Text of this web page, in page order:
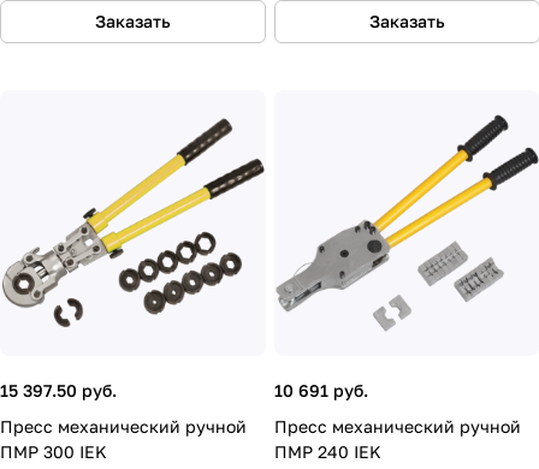
Заказать Заказать
15 397.50 руб.
Пресс механический ручной
ПМР 300 IEK
10 691 руб.
Пресс механический ручной
ПМР 240 IEK